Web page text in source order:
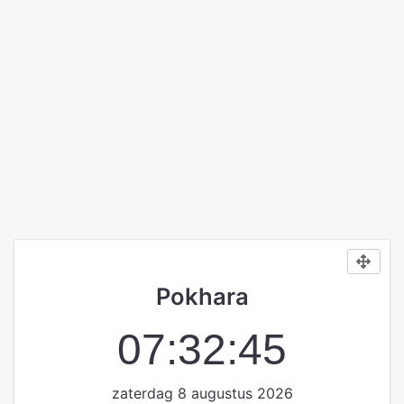
Pokhara
07:32:45
zaterdag 8 augustus 2026